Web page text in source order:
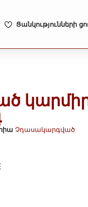
Ցանկությունների
Չդասակարգված